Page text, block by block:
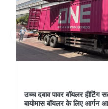
उच्च दबाव पावर बॉयलर हीटिंग
बायोमास बॉयलर के लिए आर्गन